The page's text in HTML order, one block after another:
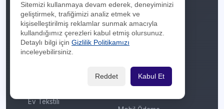
E-Ticaret / Online
Alışveriş
Eğitim / Kırtasiye
Elektrikli Araç Şarj
Ev Tekstili
İmza Günü / Söyleşi
İndirim
Kadınlar Günü
Kitap Fuarı
Konser / Sergi
Sitemizi kullanmaya devam ederek, deneyiminizi
geliştirmek, trafiğimizi analiz etmek ve
kişiselleştirilmiş reklamlar sunmak amacıyla
kullandığımız çerezleri kabul etmiş olursunuz.
Detaylı bilgi için Gizlilik Politikamızı
inceleyebilirsiniz.
Reddet Kabul Et